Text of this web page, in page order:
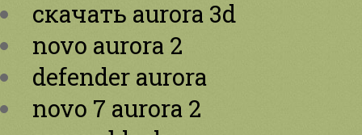
скачать aurora 3d
novo aurora 2
defender aurora
novo 7 aurora 2